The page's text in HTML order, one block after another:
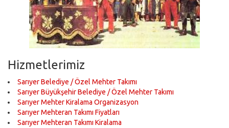
Hizmetlerimiz
Sarıyer Belediye / Özel Mehter Takımı
Sarıyer Büyükşehir Belediye / Özel Mehter Takımı
Sarıyer Mehter Kiralama Organizasyon
Sarıyer Mehteran Takımı Fiyatları
Sarıyer Mehteran Takımı Kiralama